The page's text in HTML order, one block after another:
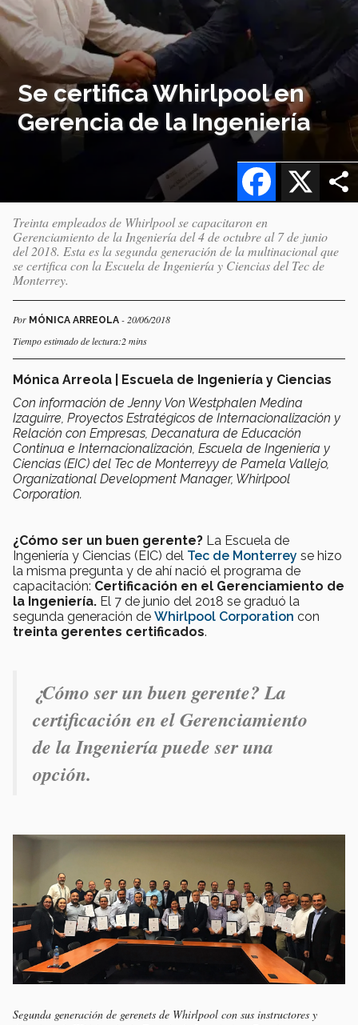
Se certifica Whirlpool en
Gerencia de la Ingeniería
X
Facebook
Treinta empleados de Whirlpool se capacitaron en
Gerenciamiento de la Ingeniería del 4 de octubre al 7 de junio
del 2018. Esta es la segunda generación de la multinacional que
se certifica con la Escuela de Ingeniería y Ciencias del Tec de
Monterrey.
Por MÓNICA ARREOLA - 20/06/2018
Tiempo estimado de lectura:2 mins
Mónica Arreola | Escuela de Ingeniería y Ciencias
Con información deJenny Von Westphalen Medina
Izaguirre, Proyectos Estratégicos de Internacionalización y
Relación con Empresas, Decanatura de Educación
Continua e Internacionalización, Escuela de Ingeniería y
Ciencias (EIC) del Tec de Monterreyy de Pamela Vallejo,
Organizational Development Manager, Whirlpool
Corporation.
¿Cómo ser un buen gerente? La Escuela de
Ingeniería y Ciencias (EIC) del Tec de Monterrey se hizo
la misma pregunta y de ahí nació el programa de
capacitación: Certificación en el Gerenciamiento de
la Ingeniería. El 7 de junio del 2018 se graduó la
segunda generación de Whirlpool Corporation con
treinta gerentes certificados.
¿Cómo ser un buen gerente? La
certificación en el Gerenciamiento
de la Ingeniería puede ser una
opción.
Segunda generación de gerenets de Whirlpool con sus instructores y